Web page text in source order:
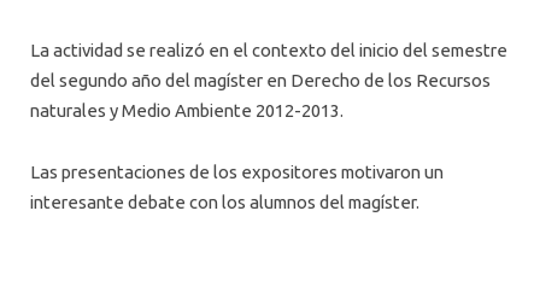
La actividad se realizó en el contexto del inicio del semestre
del segundo año del magíster en Derecho de los Recursos
naturales y Medio Ambiente 2012-2013.
Las presentaciones de los expositores motivaron un
interesante debate con los alumnos del magíster.